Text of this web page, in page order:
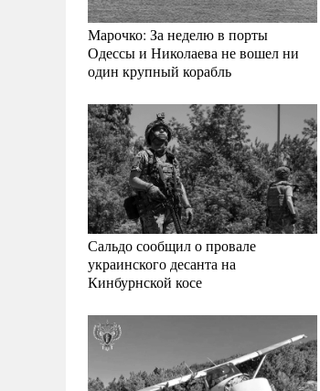
Марочко: За неделю в порты
Одессы и Николаева не вошел ни
один крупный корабль
Сальдо сообщил о провале
украинского десанта на
Кинбурнской косе